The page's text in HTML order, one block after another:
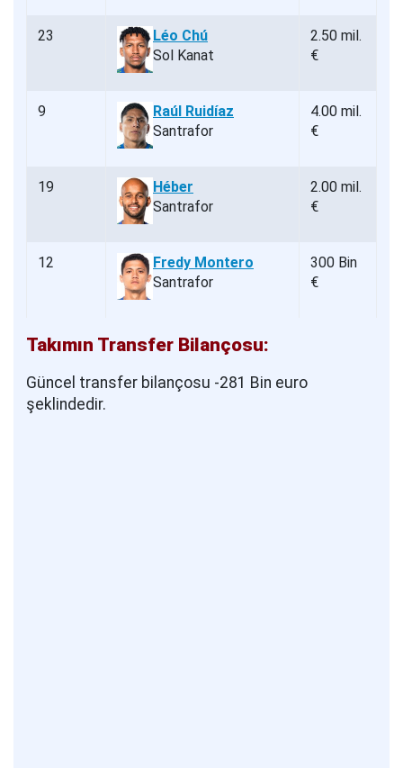
23
Léo Chú
Sol Kanat
2.50 mil.
€
9
Raúl Ruidíaz
Santrafor
4.00 mil.
€
19
Héber
Santrafor
2.00 mil.
€
12
Fredy Montero
Santrafor
300 Bin
€
Takımın Transfer Bilançosu:
Güncel transfer bilançosu -281 Bin euro
şeklindedir.